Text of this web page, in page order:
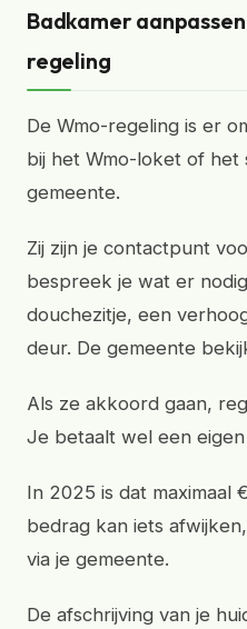
Badkamer
regeling
De Wmo-regeling is er
bij het Wmo-loket of het
gemeente.
Zij zijn je contactpunt
bespreek je wat er
douchezitje, een
deur. De gemeente
Als ze akkoord gaan,
Je betaalt wel een
In 2025 is dat maximaal
bedrag kan iets
via je gemeente.
De afschrijving van je